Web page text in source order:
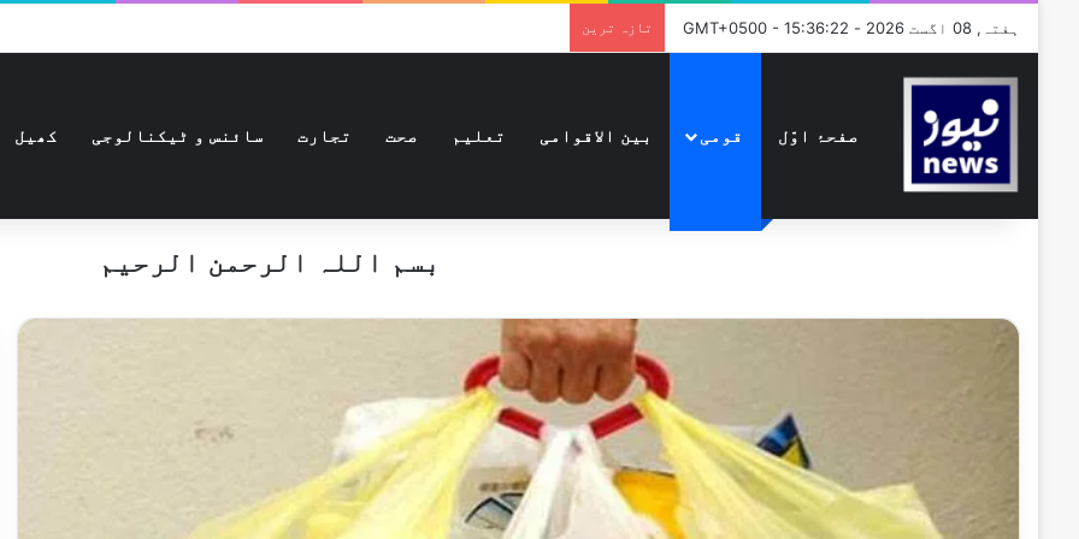
ہفتہ, 08 اگست 2026 - GMT+0500 - 15:36:22 تازہ ترین
صفحۂ اوّل قومی بین الاقوامی تعلیم صحت تجارت سائنس و ٹیکنالوجی کھیل
بسم اللہ الرحمن الرحیم